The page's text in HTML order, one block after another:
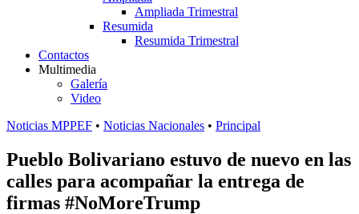
Ampliada Trimestral
Resumida
Resumida Trimestral
Contactos
Multimedia
Galería
Video
Noticias MPPEF • Noticias Nacionales • Principal
Pueblo Bolivariano estuvo de nuevo en las
calles para acompañar la entrega de
firmas #NoMoreTrump